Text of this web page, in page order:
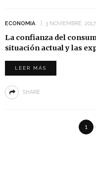
ECONOMIA 3 NOVIEMBRE, 2017
La confianza del
situación actual y las
LEER MÁS
SHARE
1